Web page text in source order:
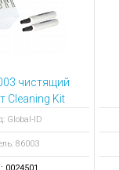
чистящий
Cleaning Kit
Global-ID
86003
0024501